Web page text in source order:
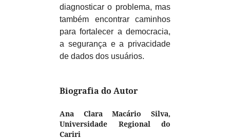
diagnosticar o problema, mas
também encontrar caminhos
para fortalecer a democracia,
a segurança e a privacidade
de dados dos usuários.
Biografia do Autor
Ana Clara Macário Silva,
Universidade Regional do
Cariri